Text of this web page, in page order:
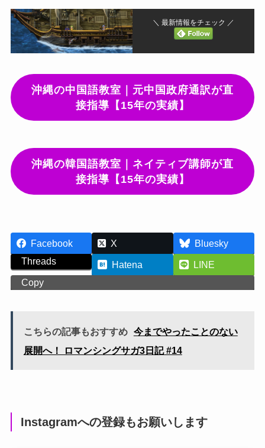
＼ 最新情報をチェック ／
沖縄の中国語教室｜元中国政府通訳が直
接指導【15年の実績】
沖縄の韓国語教室｜ネイティブ講師が直
接指導【15年の実績】
Facebook X
Bluesky
Threads
Hatena
LINE
Copy
こちらの記事もおすすめ 今までやったことのない
展開へ！ ロマンシングサガ3日記 #14
Instagramへの登録もお願いします